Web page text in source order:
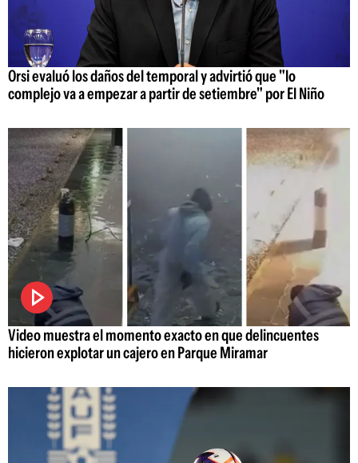
Orsi evaluó los daños del temporal y advirtió que "lo
complejo va a empezar a partir de setiembre" por El Niño
Video muestra el momento exacto en que delincuentes
hicieron explotar un cajero en Parque Miramar